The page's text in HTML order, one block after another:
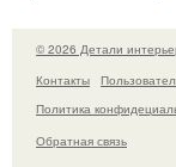
© 2026 Детали
Контакты
Политика
Обратная связь